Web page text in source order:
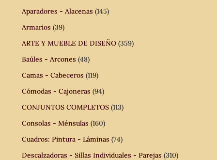
Aparadores - Alacenas (145)
Armarios (39)
ARTE Y MUEBLE DE DISEÑO (359)
Baúles - Arcones (48)
Camas - Cabeceros (119)
Cómodas - Cajoneras (94)
CONJUNTOS COMPLETOS (113)
Consolas - Ménsulas (160)
Cuadros: Pintura - Láminas (74)
Descalzadoras - Sillas Individuales - Parejas (310)